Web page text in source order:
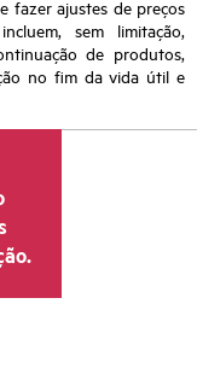
fazer ajustes de preços
sem limitação,
de produtos,
no fim da vida útil e